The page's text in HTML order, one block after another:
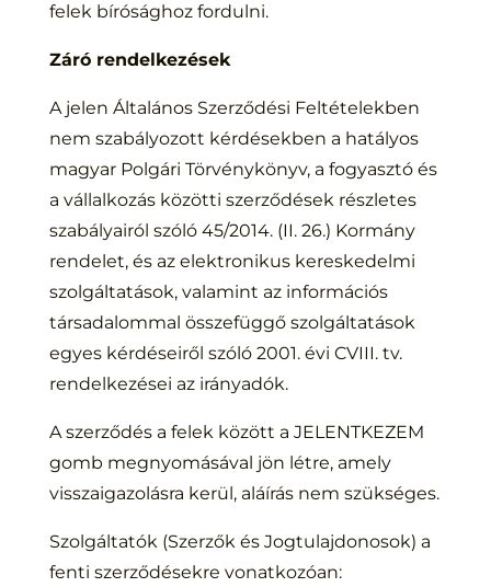
felek bírósághoz fordulni.
Záró rendelkezések
A jelen Általános Szerződési Feltételekben
nem szabályozott kérdésekben a hatályos
magyar Polgári Törvénykönyv, a fogyasztó és
a vállalkozás közötti szerződések részletes
szabályairól szóló 45/2014. (II. 26.) Kormány
rendelet, és az elektronikus kereskedelmi
szolgáltatások, valamint az információs
társadalommal összefüggő szolgáltatások
egyes kérdéseiről szóló 2001. évi CVIII. tv.
rendelkezései az irányadók.
A szerződés a felek között a JELENTKEZEM
gomb megnyomásával jön létre, amely
visszaigazolásra kerül, aláírás nem szükséges.
Szolgáltatók (Szerzők és Jogtulajdonosok) a
fenti szerződésekre vonatkozóan: